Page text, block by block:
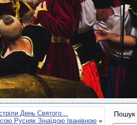
День Святого…
Русняк Зінаїдою Іванівною »
Пошук